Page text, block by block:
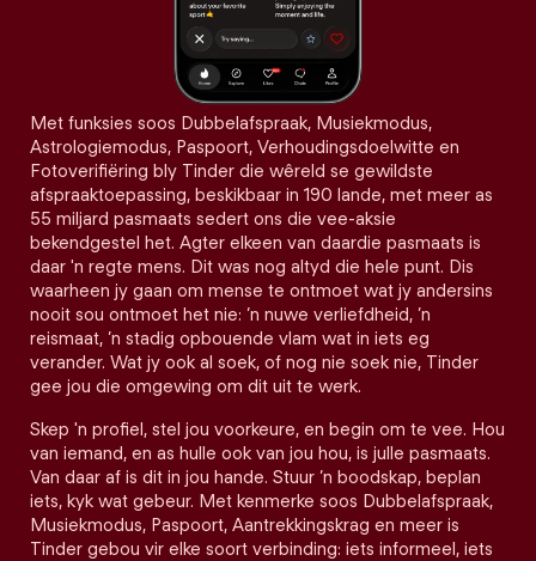
Met funksies soos Dubbelafspraak, Musiekmodus,
Astrologiemodus, Paspoort, Verhoudingsdoelwitte en
Fotoverifiëring bly Tinder die wêreld se gewildste
afspraaktoepassing, beskikbaar in 190 lande, met meer as
55 miljard pasmaats sedert ons die vee-aksie
bekendgestel het. Agter elkeen van daardie pasmaats is
daar 'n regte mens. Dit was nog altyd die hele punt. Dis
waarheen jy gaan om mense te ontmoet wat jy andersins
nooit sou ontmoet het nie: ’n nuwe verliefdheid, ’n
reismaat, ’n stadig opbouende vlam wat in iets eg
verander. Wat jy ook al soek, of nog nie soek nie, Tinder
gee jou die omgewing om dit uit te werk.
Skep 'n profiel, stel jou voorkeure, en begin om te vee. Hou
van iemand, en as hulle ook van jou hou, is julle pasmaats.
Van daar af is dit in jou hande. Stuur ’n boodskap, beplan
iets, kyk wat gebeur. Met kenmerke soos Dubbelafspraak,
Musiekmodus, Paspoort, Aantrekkingskrag en meer is
Tinder gebou vir elke soort verbinding: iets informeel, iets